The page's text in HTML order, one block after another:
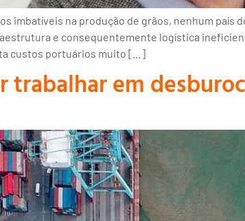
imbatíveis na produção de grãos, nenhum
e consequentemente logística
custos portuários muito […]
trabalhar em